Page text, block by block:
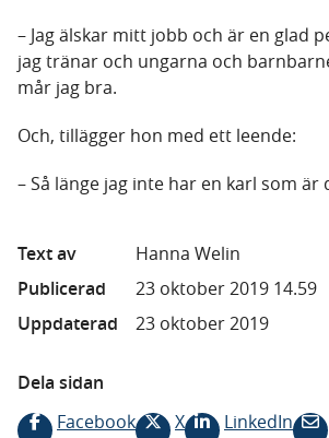
– Jag älskar mitt jobb och är en glad
jag tränar och ungarna och
mår jag bra.
Och, tillägger hon med ett leende:
– Så länge jag inte har en karl som är
Text av
Hanna Welin
Publicerad
23 oktober 2019 14.59
Uppdaterad
23 oktober 2019
Dela sidan
Facebook
X LinkedIn